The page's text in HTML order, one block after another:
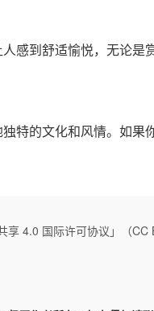
感到舒适愉悦，无论是
特的文化和风情。如
4.0 国际许可协议」（CC